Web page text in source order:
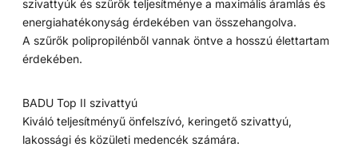
szivattyúk és szűrők teljesítménye a maximális áramlás és
energiahatékonyság érdekében van összehangolva.
A szűrők polipropilénből vannak öntve a hosszú élettartam
érdekében.
BADU Top II szivattyú
Kiváló teljesítményű önfelszívó, keringető szivattyú,
lakossági és közületi medencék számára.